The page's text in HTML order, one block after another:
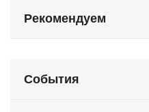
Рекомендуем
События